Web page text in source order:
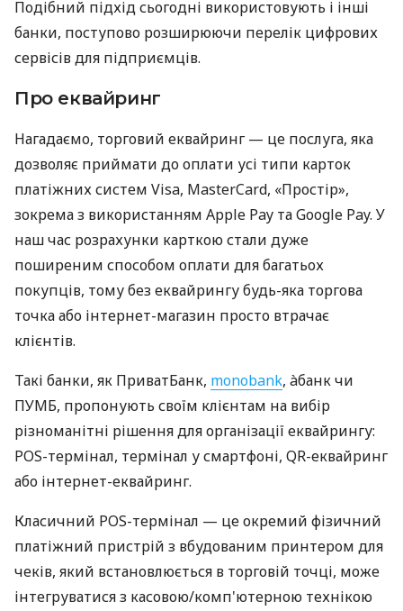
Подібний підхід сьогодні використовують і інші
банки, поступово розширюючи перелік цифрових
сервісів для підприємців.
Про еквайринг
Нагадаємо, торговий еквайринг — це послуга, яка
дозволяє приймати до оплати усі типи карток
платіжних систем Visa, MasterCard, «Простір»,
зокрема з використанням Apple Pay та Google Pay. У
наш час розрахунки карткою стали дуже
поширеним способом оплати для багатьох
покупців, тому без еквайрингу будь-яка торгова
точка або інтернет-магазин просто втрачає
клієнтів.
Такі банки, як ПриватБанк, monobank, àбанк чи
ПУМБ, пропонують своїм клієнтам на вибір
різноманітні рішення для організації еквайрингу:
POS-термінал, термінал у смартфоні, QR-еквайринг
або інтернет-еквайринг.
Класичний POS-термінал — це окремий фізичний
платіжний пристрій з вбудованим принтером для
чеків, який встановлюється в торговій точці, може
інтегруватися з касовою/комп'ютерною технікою